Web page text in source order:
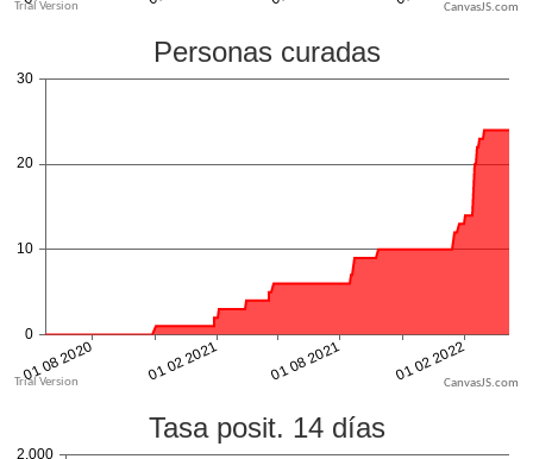
CanvasJS.com
CanvasJS.com